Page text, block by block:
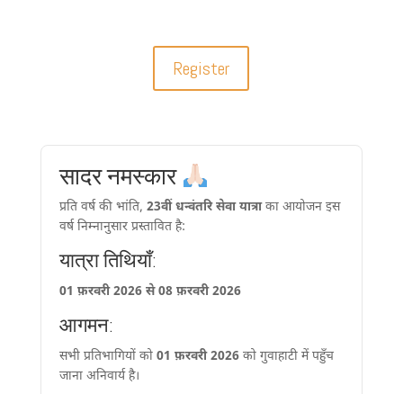
Register
सादर नमस्कार
प्रति वर्ष की भांति, 23वीं धन्वंतरि सेवा यात्राका आयोजन इस
वर्ष निम्नानुसार प्रस्तावित है:
यात्रा तिथियाँ:
01 फ़रवरी 2026 से 08 फ़रवरी 2026
आगमन:
सभी प्रतिभागियों को 01 फ़रवरी 2026को गुवाहाटी में पहुँच
जाना अनिवार्य है।